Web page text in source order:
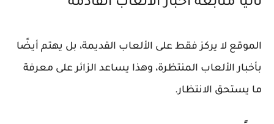
ثانيًا متابعة أخبار الألعاب القادمة
الموقع لا يركز فقط على الألعاب القديمة، بل يهتم أيضًا
بأخبار الألعاب المنتظرة، وهذا يساعد الزائر على معرفة
ما يستحق الانتظار.